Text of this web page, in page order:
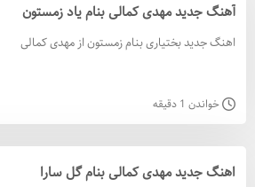
آهنگ جدید مهدی کمالی بنام یاد زمستون
اهنگ جدید بختیاری بنام زمستون از مهدی کمالی
خواندن 1 دقیقه
اهنگ جدید مهدی کمالی بنام گل سارا